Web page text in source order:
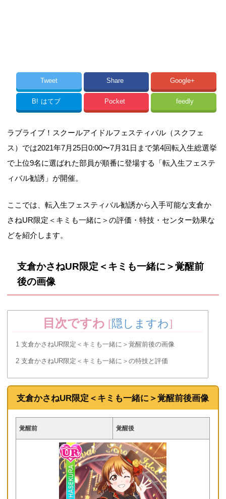
Tweet Share Google+
B! はてブ Pocket feedly
ラブライブ！スクールアイドルフェスティバル（スクフェ
ス）では2021年7月25日0:00〜7月31日まで第4回転入生総選挙
で上位9名に選ばれた部員が順番に登場する「転入生フェステ
ィバル勧誘」が開催。
ここでは、転入生フェスティバル勧誘から入手可能な支倉か
さねUR限定＜キミも一緒に＞の評価・特技・センター効果な
どを紹介します。
支倉かさねUR限定＜キミも一緒に＞覚醒前
後の画像
目次ですわ [隠しますわ]
1 支倉かさねUR限定＜キミも一緒に＞覚醒前後の画像
2 支倉かさねUR限定＜キミも一緒に＞の特技と評価
支倉かさねUR限定＜キミも一緒に＞覚醒前後画像
覚醒前 覚醒後